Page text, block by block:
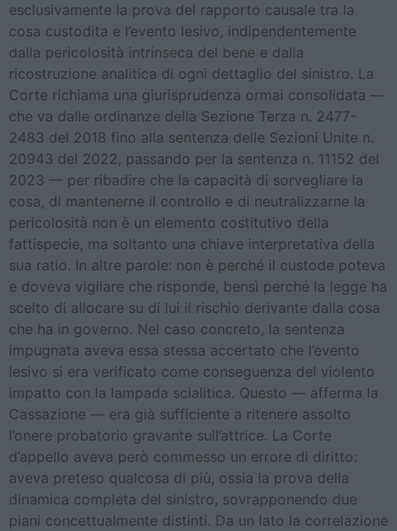
esclusivamente la prova del rapporto causale tra la
cosa custodita e l’evento lesivo, indipendentemente
dalla pericolosità intrinseca del bene e dalla
ricostruzione analitica di ogni dettaglio del sinistro. La
Corte richiama una giurisprudenza ormai consolidata —
che va dalle ordinanze della Sezione Terza n. 2477-
2483 del 2018 fino alla sentenza delle Sezioni Unite n.
20943 del 2022, passando per la sentenza n. 11152 del
2023 — per ribadire che la capacità di sorvegliare la
cosa, di mantenerne il controllo e di neutralizzarne la
pericolosità non è un elemento costitutivo della
fattispecie, ma soltanto una chiave interpretativa della
sua ratio. In altre parole: non è perché il custode poteva
e doveva vigilare che risponde, bensì perché la legge ha
scelto di allocare su di lui il rischio derivante dalla cosa
che ha in governo. Nel caso concreto, la sentenza
impugnata aveva essa stessa accertato che l’evento
lesivo si era verificato come conseguenza del violento
impatto con la lampada scialitica. Questo — afferma la
Cassazione — era già sufficiente a ritenere assolto
l’onere probatorio gravante sull’attrice. La Corte
d’appello aveva però commesso un errore di diritto:
aveva preteso qualcosa di più, ossia la prova della
dinamica completa del sinistro, sovrapponendo due
piani concettualmente distinti. Da un lato la correlazione